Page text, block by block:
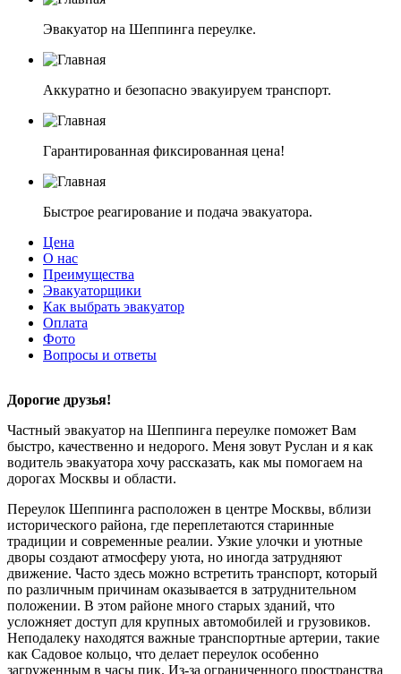
Эвакуатор на Шеппинга переулке.
Аккуратно и безопасно эвакуируем транспорт.
Гарантированная фиксированная цена!
Быстрое реагирование и подача эвакуатора.
Цена
О нас
Преимущества
Эвакуаторщики
Как выбрать эвакуатор
Оплата
Фото
Вопросы и ответы
Дорогие друзья!
Частный эвакуатор на Шеппинга переулке поможет Вам
быстро, качественно и недорого. Меня зовут Руслан и я как
водитель эвакуатора хочу рассказать, как мы помогаем на
дорогах Москвы и области.
Переулок Шеппинга расположен в центре Москвы, вблизи
исторического района, где переплетаются старинные
традиции и современные реалии. Узкие улочки и уютные
дворы создают атмосферу уюта, но иногда затрудняют
движение. Часто здесь можно встретить транспорт, который
по различным причинам оказывается в затруднительном
положении. В этом районе много старых зданий, что
усложняет доступ для крупных автомобилей и грузовиков.
Неподалеку находятся важные транспортные артерии, такие
как Садовое кольцо, что делает переулок особенно
загруженным в часы пик. Из-за ограниченного пространства